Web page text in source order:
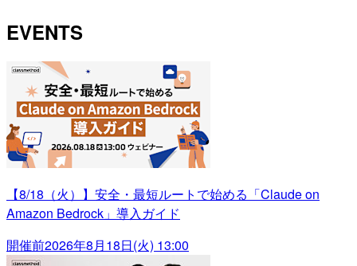
EVENTS
【8/18（火）】安全・最短ルートで始める「Claude on
Amazon Bedrock」導入ガイド
開催前2026年8月18日(火) 13:00